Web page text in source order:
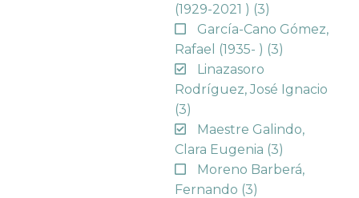
(1929-2021 ) (3)
García-Cano Gómez,
Rafael (1935- ) (3)
Linazasoro
Rodríguez, José Ignacio
(3)
Maestre Galindo,
Clara Eugenia (3)
Moreno Barberá,
Fernando (3)